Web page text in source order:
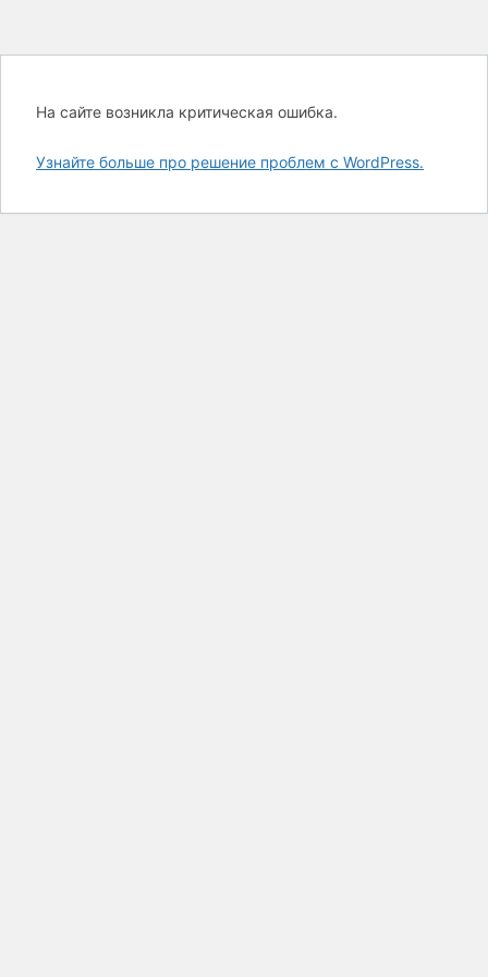
На сайте возникла критическая ошибка.
Узнайте больше про решение проблем с WordPress.